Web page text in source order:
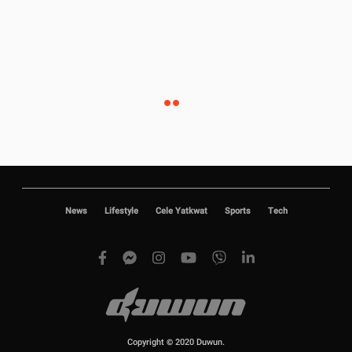
News Lifestyle Cele Yatkwat Sports Tech
Copyright © 2020 Duwun.